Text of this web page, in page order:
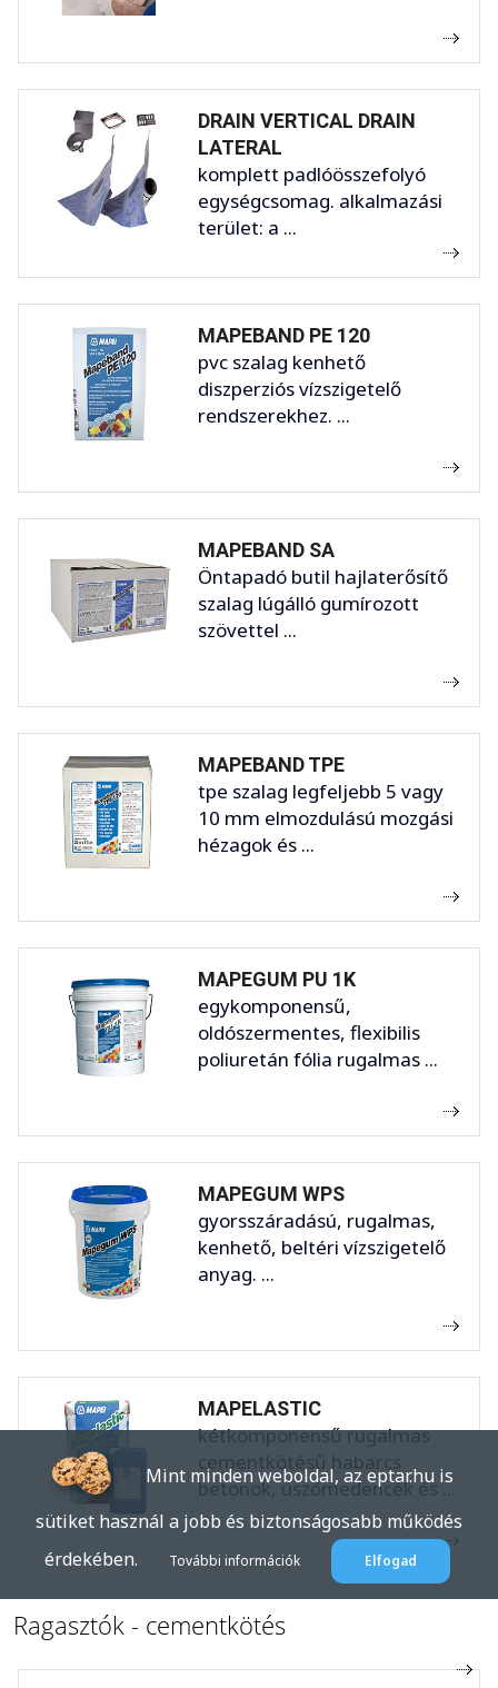
DRAIN VERTICAL DRAIN
LATERAL
komplett padlóösszefolyó
egységcsomag. alkalmazási
terület: a ...
MAPEBAND PE 120
pvc szalag kenhető
diszperziós vízszigetelő
rendszerekhez. ...
MAPEBAND SA
Öntapadó butil hajlaterősítő
szalag lúgálló gumírozott
szövettel ...
MAPEBAND TPE
tpe szalag legfeljebb 5 vagy
10 mm elmozdulású mozgási
hézagok és ...
MAPEGUM PU 1K
egykomponensű,
oldószermentes, flexibilis
poliuretán fólia rugalmas ...
MAPEGUM WPS
gyorsszáradású, rugalmas,
kenhető, beltéri vízszigetelő
anyag. ...
MAPELASTIC
kétkomponensű rugalmas
cementkötésű habarcs
betonok, úszómedencék és ...
Ragasztók - cementkötés
Mint minden weboldal, az eptar.hu is
sütiket használ a jobb és biztonságosabb működés
érdekében.
További információk Elfogad